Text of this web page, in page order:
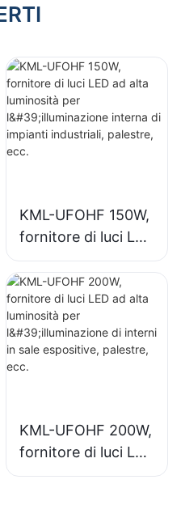
KML-UFOHF 150W,
fornitore di luci LED
ad alta luminosità
per l'illuminazione
interna di impianti
industriali, palestre,
ecc.
KML-UFOHF 200W,
fornitore di luci LED
ad alta luminosità